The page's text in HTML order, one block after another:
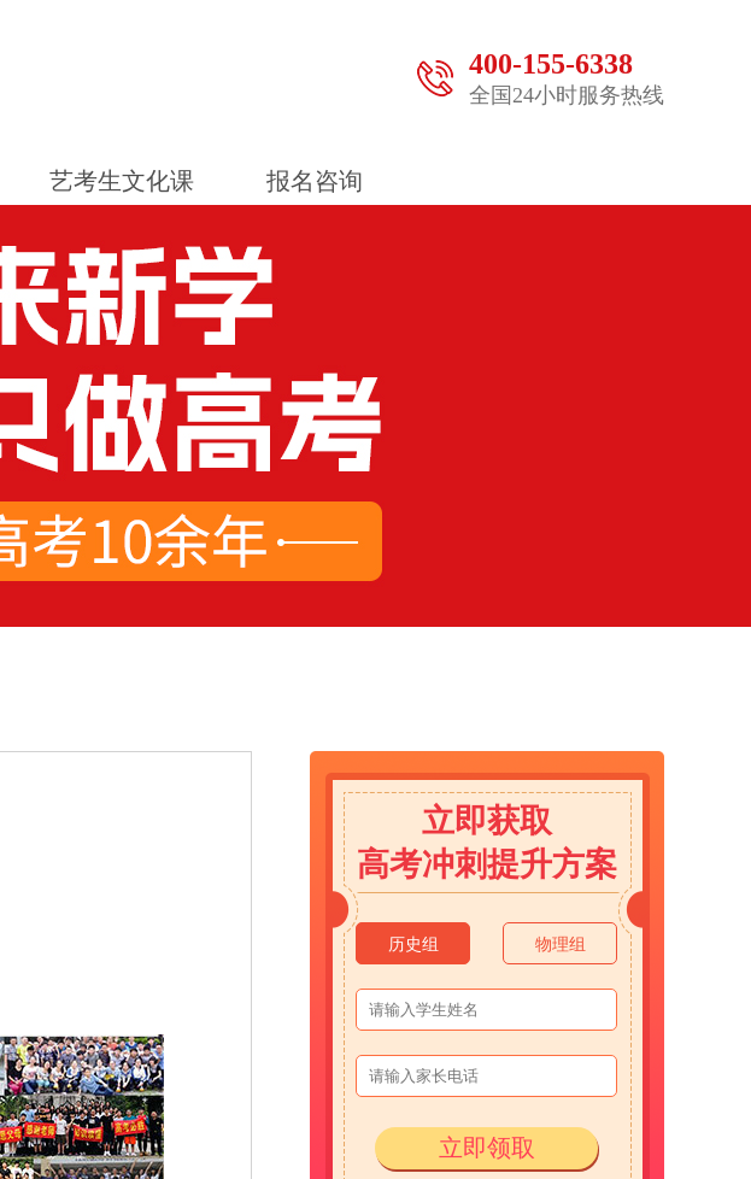
400-155-6338
全国24小时服务热线
艺考生文化课 报名咨询
立即获取
高考冲刺提升方案
历史组 物理组
立即领取